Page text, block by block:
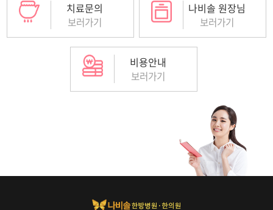
치료문의
보러가기
나비솔 원장님
보러가기
비용안내
보러가기